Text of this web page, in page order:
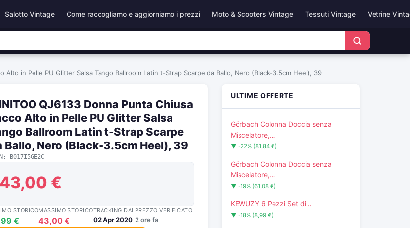
Salotto Vintage Come raccogliamo e aggiorniamo i prezzi Moto & Scooters Vintage Tessuti Vintage Vetrine
Alto in Pelle PU Glitter Salsa Tango Ballroom Latin t-Strap Scarpe da Ballo, Nero (Black-3.5cm Heel), 39
QJ6133 Donna Punta Chiusa
Alto in Pelle PU Glitter Salsa
Ballroom Latin t-Strap Scarpe
Ballo, Nero (Black-3.5cm Heel), 39
B017I5GE2C
43,00 €
STORICO
€
MASSIMO STORICO
43,00 €
TRACKING DAL
02 Apr 2020
PREZZO VERIFICATO
2 ore fa
ULTIME OFFERTE
Görbach Colonna Doccia senza
Miscelatore,…
▼ -22% (81,84 €)
Görbach Colonna Doccia senza
Miscelatore,…
▼ -19% (61,08 €)
KEWUZY 6 Pezzi Set di…
▼ -18% (8,99 €)